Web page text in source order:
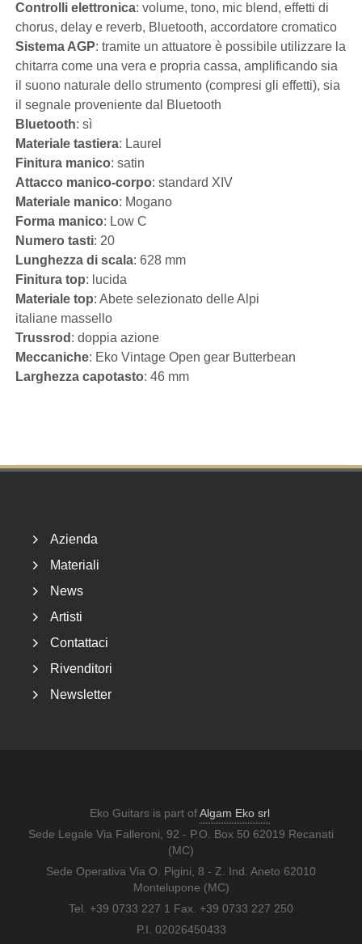
Controlli elettronica: volume, tono, mic blend, effetti di
chorus, delay e reverb, Bluetooth, accordatore cromatico
Sistema AGP: tramite un attuatore è possibile utilizzare la
chitarra come una vera e propria cassa, amplificando sia
il suono naturale dello strumento (compresi gli effetti), sia
il segnale proveniente dal Bluetooth
Bluetooth: sì
Materiale tastiera: Laurel
Finitura manico: satin
Attacco manico-corpo: standard XIV
Materiale manico: Mogano
Forma manico: Low C
Numero tasti: 20
Lunghezza di scala: 628 mm
Finitura top: lucida
Materiale top: Abete selezionato delle Alpi
italiane massello
Trussrod : doppia azione
Meccaniche: Eko Vintage Open gear Butterbean
Larghezza capotasto: 46 mm
Azienda
Materiali
News
Artisti
Contattaci
Rivenditori
Newsletter
Eko Guitars is part ofAlgam Eko srl
Sede Legale Via Falleroni, 92 - P.O. Box 50 62019 Recanati
(MC)
Sede Operativa Via O. Pigini, 8 - Z. Ind. Aneto 62010
Montelupone (MC)
Tel. +39 0733 227 1 Fax. +39 0733 227 250
P.I. 02026450433